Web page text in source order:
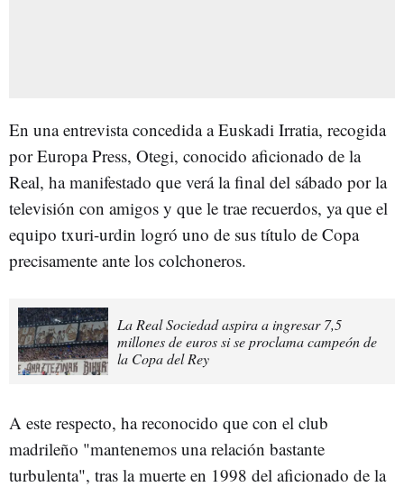
En una entrevista concedida a Euskadi Irratia, recogida
por Europa Press, Otegi, conocido aficionado de la
Real, ha manifestado que verá la final del sábado por la
televisión con amigos y que le trae recuerdos, ya que el
equipo txuri-urdin logró uno de sus título de Copa
precisamente ante los colchoneros.
La Real Sociedad aspira a ingresar 7,5
millones de euros si se proclama campeón de
la Copa del Rey
A este respecto, ha reconocido que con el club
madrileño "mantenemos una relación bastante
turbulenta", tras la muerte en 1998 del aficionado de la